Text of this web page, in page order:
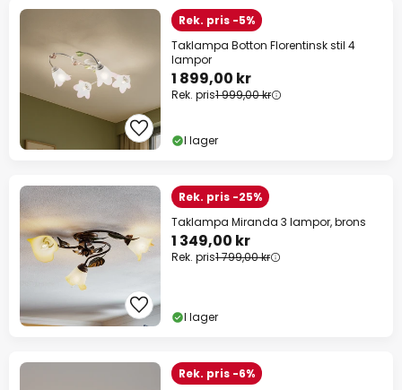
Rek. pris -5%
Taklampa Botton Florentinsk stil 4
lampor
1 899,00 kr
Rek. pris1 999,00 kr
I lager
Rek. pris -25%
Taklampa Miranda 3 lampor, brons
1 349,00 kr
Rek. pris1 799,00 kr
I lager
Rek. pris -6%